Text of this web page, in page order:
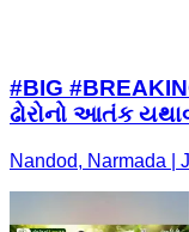
#BIG
ઢોરોનો આતંક
Nandod, Narmada |